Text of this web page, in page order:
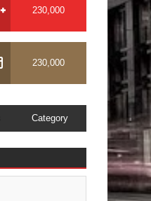
230,000
230,000
Category